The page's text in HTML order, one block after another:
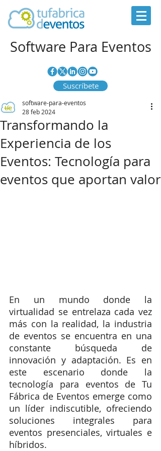
Software Para Eventos
Suscríbete
Transformando la
Experiencia de los
Eventos: Tecnología para
eventos que aportan valor
software-para-eventos
28 feb 2024
En un mundo donde la
virtualidad se entrelaza cada vez
más con la realidad, la industria
de eventos se encuentra en una
constante búsqueda de
innovación y adaptación. Es en
este escenario donde la
tecnología para eventos de Tu
Fábrica de Eventos emerge como
un líder indiscutible, ofreciendo
soluciones integrales para
eventos presenciales, virtuales e
híbridos.